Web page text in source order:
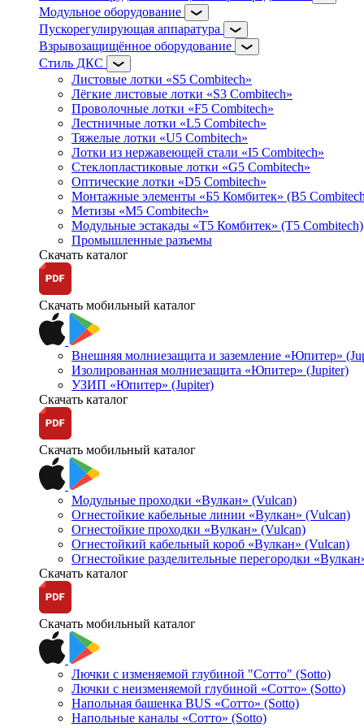
Модульное оборудование
Пускорегулирующая аппаратура
Взрывозащищённое оборудование
Стиль ДКС
Листовые лотки «S5 Combitech»
Лёгкие листовые лотки «S3 Combitech»
Проволочные лотки «F5 Combitech»
Лестничные лотки «L5 Combitech»
Тяжелые лотки «U5 Combitech»
Лотки из нержавеющей стали «I5 Combitech»
Стеклопластиковые лотки «G5 Combitech»
Оптические лотки «D5 Combitech»
Монтажные элементы «Б5 Комбитек» (B5
Метизы «M5 Combitech»
Модульные эстакады «Т5 Комбитек» (T5 Combitech)
Промышленные разъемы
Скачать каталог
Скачать мобильный каталог
Внешняя молниезащита и заземление «Юпитер»
Изолированная молниезащита «Юпитер» (Jupiter)
УЗИП «Юпитер» (Jupiter)
Скачать каталог
Скачать мобильный каталог
Модульные проходки «Вулкан» (Vulcan)
Огнестойкие кабельные линии «Вулкан» (Vulcan)
Огнестойкие проходки «Вулкан» (Vulcan)
Огнестойкий кабельный короб «Вулкан» (Vulcan)
Огнестойкие разделительные перегородки
Скачать каталог
Скачать мобильный каталог
Лючки с изменяемой глубиной "Сотто" (Sotto)
Лючки с неизменяемой глубиной «Сотто» (Sotto)
Напольная башенка BUS «Сотто» (Sotto)
Напольные каналы «Сотто» (Sotto)